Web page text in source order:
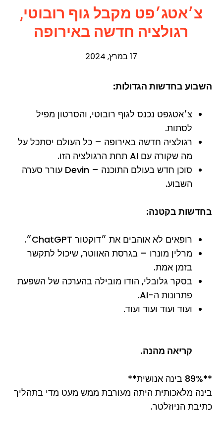
צ׳אטג׳פט מקבל גוף רובוטי,
רגולציה חדשה באירופה
17 במרץ, 2024
השבוע בחדשות הגדולות:
צ׳אטגפט נכנס לגוף רובוטי, והסרטון מפיל
לסתות.
רגולציה חדשה באירופה – כל העולם יסתכל על
מה שקורה עם AI תחת הרגולציה הזו.
סוכן חדש בעולם התוכנה – Devin עורר סערה
השבוע.
בחדשות בקטנה:
רופאים לא אוהבים את ״דוקטור ChatGPT״.
מרלין מונרו – בגרסת האווטר, שיכול לתקשר
בזמן אמת.
בסקר גלובלי, הודו מובילה בהערכה של השפעת
פתרונות ה-AI.
ועוד ועוד ועוד ועוד.
קריאה מהנה.
**89% בינה אנושית**
בינה מלאכותית היתה מעורבת ממש מעט מדי בתהליך
כתיבת הניוזלטר.